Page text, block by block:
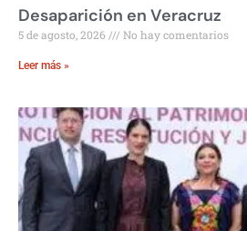
Desaparición en Veracruz
5 de agosto, 2026 No hay comentarios
Leer más »